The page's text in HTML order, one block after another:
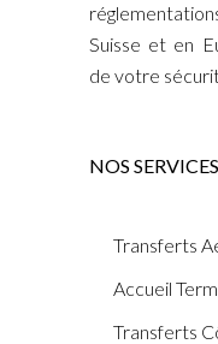
Suisse et en
de votre
NOS
Transferts
Accueil
Transferts